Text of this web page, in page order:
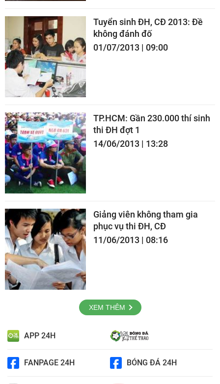
Tuyển sinh ĐH, CĐ 2013: Đề
không đánh đố
01/07/2013 | 09:00
TP.HCM: Gần 230.000 thí sinh
thi ĐH đợt 1
14/06/2013 | 13:28
Giảng viên không tham gia
phục vụ thi ĐH, CĐ
11/06/2013 | 08:16
XEM THÊM
APP 24H
FANPAGE 24H BÓNG ĐÁ 24H